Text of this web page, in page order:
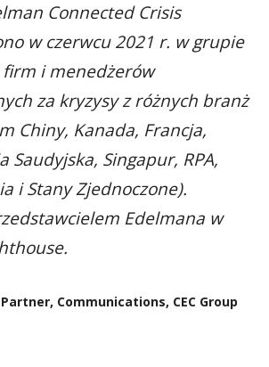
Connected Crisis
w czerwcu 2021 r. w grupie
firm i menedżerów
za kryzysy z różnych branż
Chiny, Kanada, Francja,
Saudyjska, Singapur, RPA,
i Stany Zjednoczone).
Edelmana w
Communications, CEC Group